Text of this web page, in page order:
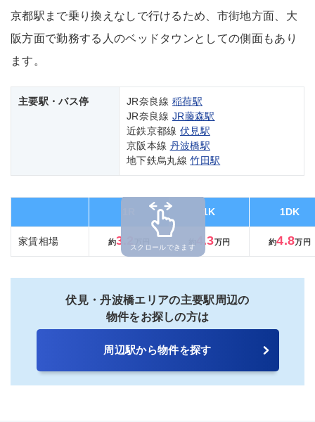
京都駅まで乗り換えなしで行けるため、市街地方面、大
阪方面で勤務する人のベッドタウンとしての側面もあり
ます。
主要駅・バス停 JR奈良線 稲荷駅
JR奈良線 JR藤森駅
近鉄京都線 伏見駅
京阪本線 丹波橋駅
地下鉄烏丸線竹田駅
1K 1DK
家賃相場 約3.2 4.3万円 約4.8万円
スクロールできます
伏見・丹波橋エリアの主要駅周辺の
物件をお探しの方は
周辺駅から物件を探す